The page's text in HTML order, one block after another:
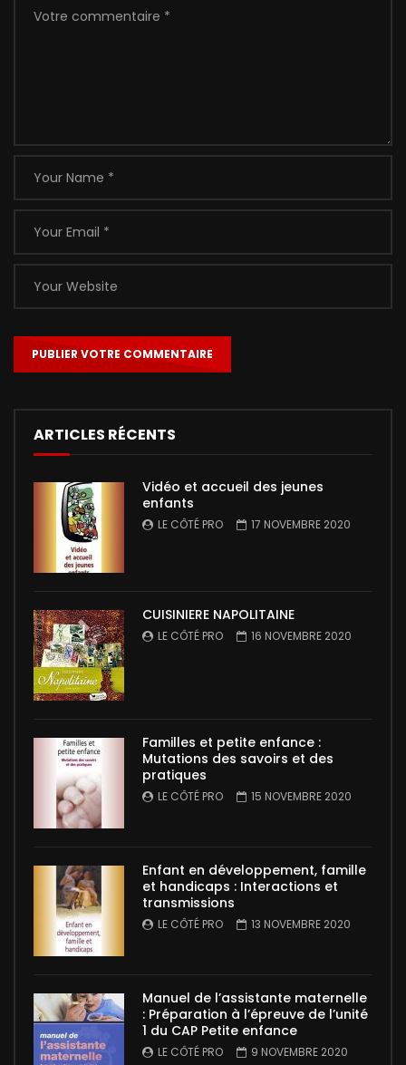
ARTICLES RÉCENTS
Vidéo et accueil des jeunes
enfants
LE CÔTÉ PRO 17 NOVEMBRE 2020
CUISINIERE NAPOLITAINE
LE CÔTÉ PRO 16 NOVEMBRE 2020
Familles et petite enfance :
Mutations des savoirs et des
pratiques
LE CÔTÉ PRO 15 NOVEMBRE 2020
Enfant en développement, famille
et handicaps : Interactions et
transmissions
LE CÔTÉ PRO 13 NOVEMBRE 2020
Manuel de l’assistante maternelle
: Préparation à l’épreuve de l’unité
1 du CAP Petite enfance
LE CÔTÉ PRO 9 NOVEMBRE 2020